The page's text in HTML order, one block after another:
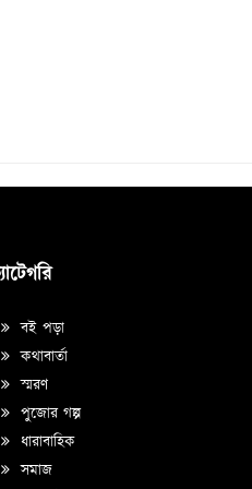
বই পড়া
কথাবার্তা
স্মরণ
পুজোর গল্প
ধারাবাহিক
সমাজ